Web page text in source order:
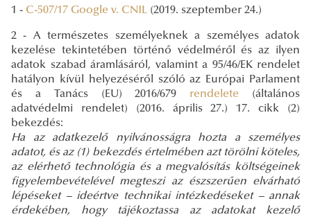
1 - C-507/17 Google v. CNIL (2019. szeptember 24.)
2 - A természetes személyeknek a személyes adatok
kezelése tekintetében történő védelméről és az ilyen
adatok szabad áramlásáról, valamint a 95/46/EK rendelet
hatályon kívül helyezéséről szóló az Európai Parlament
és a Tanács (EU) 2016/679 rendelete (általános
adatvédelmi rendelet) (2016. április 27.) 17. cikk (2)
bekezdés:
Ha az adatkezelő nyilvánosságra hozta a személyes
adatot, és az (1) bekezdés értelmében azt törölni köteles,
az elérhető technológia és a megvalósítás költségeinek
figyelembevételével megteszi az észszerűen elvárható
lépéseket – ideértve technikai intézkedéseket – annak
érdekében, hogy tájékoztassa az adatokat kezelő